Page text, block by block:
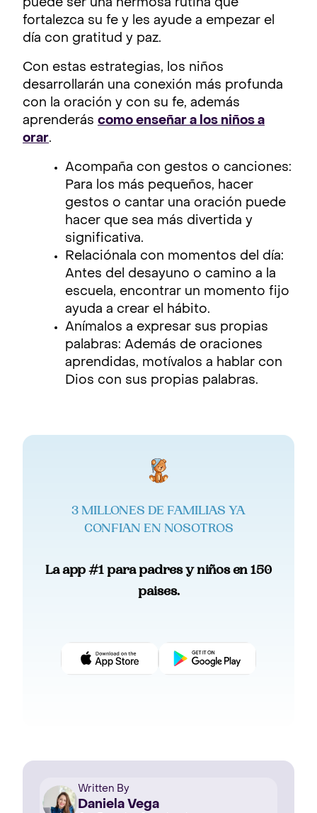
puede ser una hermosa rutina que
fortalezca su fe y les ayude a empezar el
día con gratitud y paz.
Con estas estrategias, los niños
desarrollarán una conexión más profunda
con la oración y con su fe, además
aprenderás como enseñar a los niños a
orar.
Acompaña con gestos o canciones:
Para los más pequeños, hacer
gestos o cantar una oración puede
hacer que sea más divertida y
significativa.
Relaciónala con momentos del día:
Antes del desayuno o camino a la
escuela, encontrar un momento fijo
ayuda a crear el hábito.
Anímalos a expresar sus propias
palabras: Además de oraciones
aprendidas, motívalos a hablar con
Dios con sus propias palabras.
3 MILLONES DE FAMILIAS YA
CONFIAN EN NOSOTROS
La app #1 para padres y niños en 150
paises.
Written By
Daniela Vega